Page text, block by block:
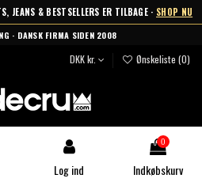
JEANS & BESTSELLERS ER TILBAGE · SHOP NU
· DANSK FIRMA SIDEN 2008
DKK kr. Ønskeliste (0)
Log ind
0
Indkøbskurv